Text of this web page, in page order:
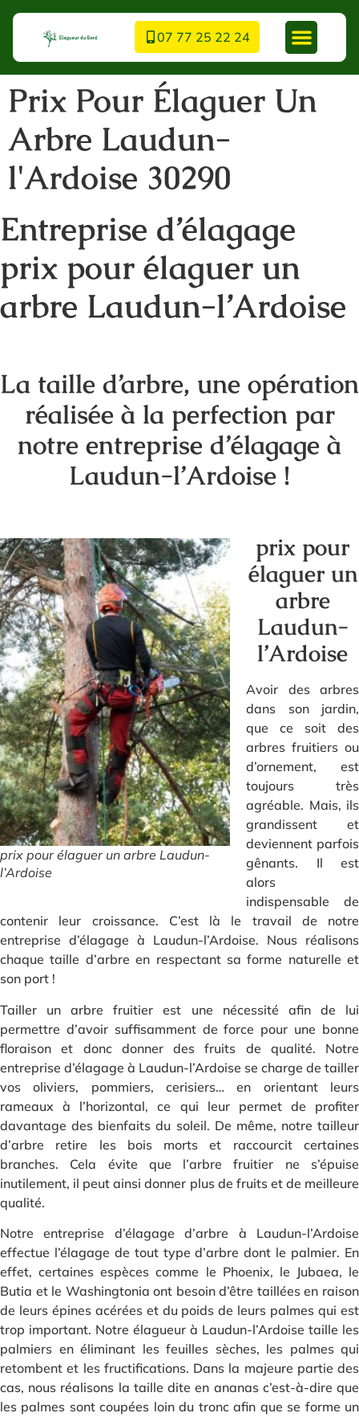
07 77 25 22 24
Prix Pour Élaguer Un
Arbre Laudun-
l'Ardoise 30290
Entreprise d’élagage
prix pour élaguer un
arbre Laudun-l’Ardoise
La taille d’arbre, une opération
réalisée à la perfection par
notre entreprise d’élagage à
Laudun-l’Ardoise !
prix pour élaguer un arbre Laudun-
l’Ardoise
prix pour
élaguer un
arbre
Laudun-
l’Ardoise
Avoir des arbres
dans son jardin,
que ce soit des
arbres fruitiers ou
d’ornement, est
toujours très
agréable. Mais, ils
grandissent et
deviennent parfois
gênants. Il est
alors
indispensable de
contenir leur croissance. C’est là le travail de notre
entreprise d’élagage à Laudun-l’Ardoise. Nous réalisons
chaque taille d’arbre en respectant sa forme naturelle et
son port !
Tailler un arbre fruitier est une nécessité afin de lui
permettre d’avoir suffisamment de force pour une bonne
floraison et donc donner des fruits de qualité. Notre
entreprise d’élagage à Laudun-l’Ardoise se charge de tailler
vos oliviers, pommiers, cerisiers… en orientant leurs
rameaux à l’horizontal, ce qui leur permet de profiter
davantage des bienfaits du soleil. De même, notre tailleur
d’arbre retire les bois morts et raccourcit certaines
branches. Cela évite que l’arbre fruitier ne s’épuise
inutilement, il peut ainsi donner plus de fruits et de meilleure
qualité.
Notre entreprise d’élagage d’arbre à Laudun-l’Ardoise
effectue l’élagage de tout type d’arbre dont le palmier. En
effet, certaines espèces comme le Phoenix, le Jubaea, le
Butia et le Washingtonia ont besoin d’être taillées en raison
de leurs épines acérées et du poids de leurs palmes qui est
trop important. Notre élagueur à Laudun-l’Ardoise taille les
palmiers en éliminant les feuilles sèches, les palmes qui
retombent et les fructifications. Dans la majeure partie des
cas, nous réalisons la taille dite en ananas c’est-à-dire que
les palmes sont coupées loin du tronc afin que se forme un